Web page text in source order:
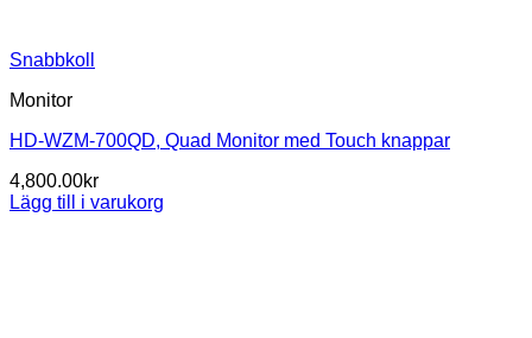
Snabbkoll
Monitor
HD-WZM-700QD, Quad Monitor med Touch knappar
4,800.00kr
Lägg till i varukorg